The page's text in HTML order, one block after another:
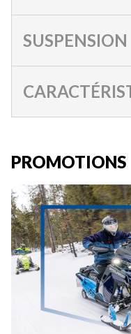
SUSPENSION
PROMOTIONS